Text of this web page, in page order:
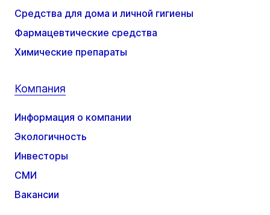
Средства для дома и личной гигиены
Фармацевтические средства
Химические препараты
Компания
Информация о компании
Экологичность
Инвесторы
СМИ
Вакансии